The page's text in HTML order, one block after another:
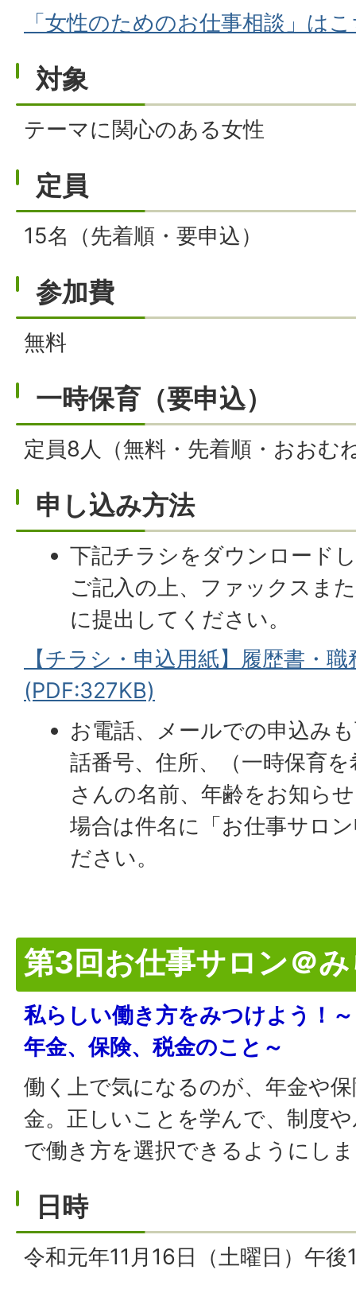
「女性のためのお仕事相談」は
対象
テーマに関心のある女性
定員
15名（先着順・要申込）
参加費
無料
一時保育（要申込）
定員8人（無料・先着順・おおむ
申し込み方法
下記チラシをダウンロード
ご記入の上、ファックスま
に提出してください。
【チラシ・申込用紙】履歴書・
(PDF:327KB)
お電話、メールでの申込み
話番号、住所、（一時保育
さんの名前、年齢をお知ら
場合は件名に「お仕事サロ
ださい。
第3回お仕事サロン＠
私らしい働き方をみつけよう！
年金、保険、税金のこと～
働く上で気になるのが、年金や
金。正しいことを学んで、制度
で働き方を選択できるようにし
日時
令和元年11月16日（土曜日）午後